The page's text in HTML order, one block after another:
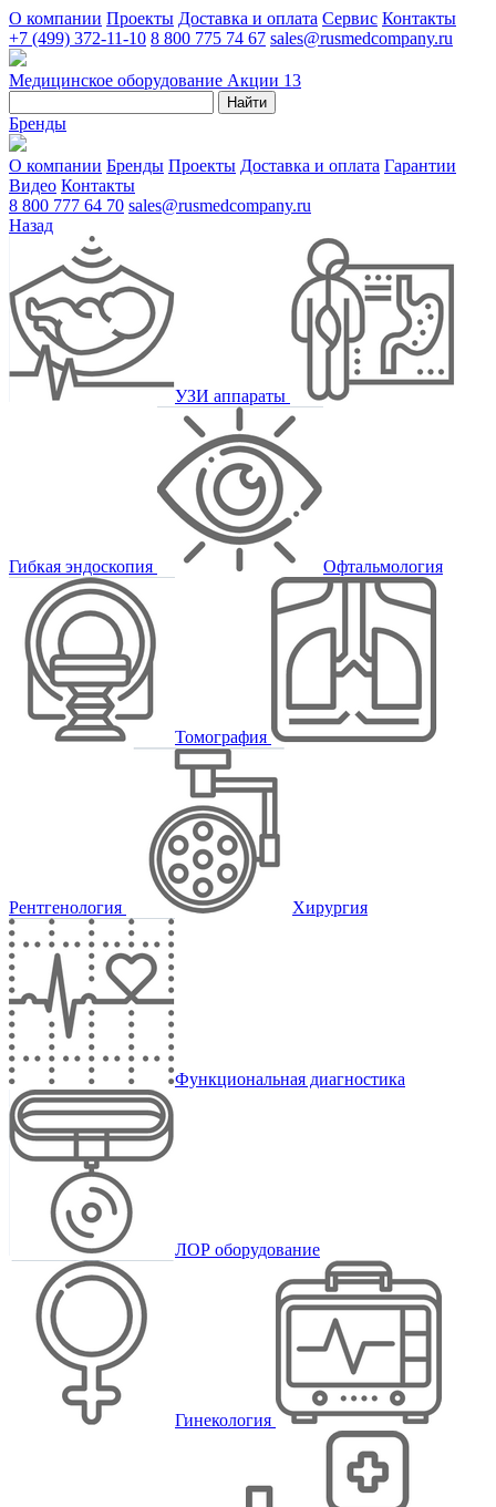
О компании Проекты Доставка и оплата Сервис Контакты
+7 (499) 372-11-10 8 800 775 74 67 sales@rusmedcompany.ru
Медицинское оборудование Акции 13
Найти
Бренды
О компании Бренды Проекты Доставка и оплата Гарантии
Видео Контакты
8 800 777 64 70 sales@rusmedcompany.ru
Назад
УЗИ аппараты
Гибкая эндоскопия Офтальмология
Томография
Рентгенология Хирургия
Функциональная диагностика
ЛОР оборудование
Гинекология